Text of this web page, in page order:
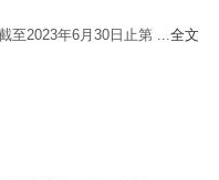
至2023年6月30日止第 ...全文